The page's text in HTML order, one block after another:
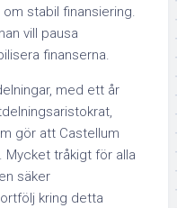
stabil finansiering.
vill pausa
finanserna.
med ett år
gör att Castellum
Mycket tråkigt för alla
säker
kring detta